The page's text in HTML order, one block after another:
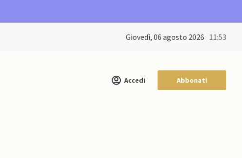
giovedì, 06 agosto 2026 11:53
Accedi Abbonati